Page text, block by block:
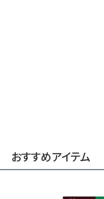
おすすめアイテム